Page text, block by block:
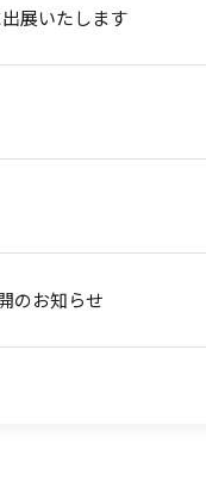
展いたします
のお知らせ